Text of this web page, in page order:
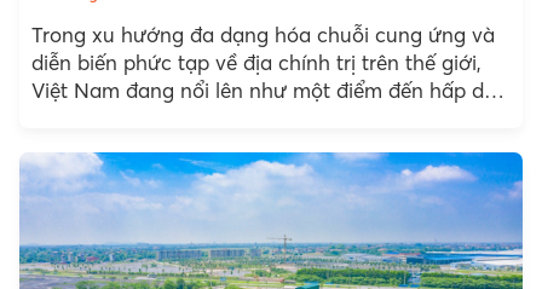
Trong xu hướng đa dạng hóa chuỗi cung ứng và
diễn biến phức tạp về địa chính trị trên thế giới,
Việt Nam đang nổi lên như một điểm đến hấp dẫn